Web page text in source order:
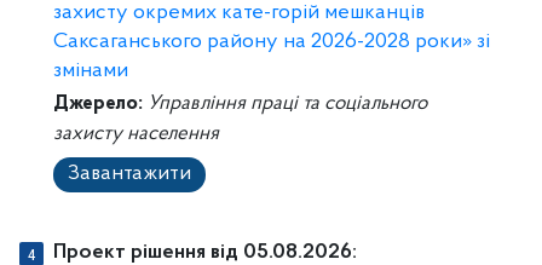
захисту окремих кате-горій мешканців
Саксаганського району на 2026-2028 роки» зі
змінами
Джерело: Управління праці та соціального
захисту населення
Завантажити
Проект рішення від 05.08.2026: